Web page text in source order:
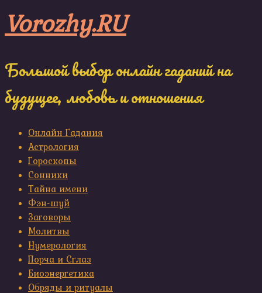
to
content
Vorozhy.RU
Большой выбор онлайн гаданий на
будущее, любовь и отношения
Онлайн Гадания
Астрология
Гороскопы
Сонники
Тайна имени
Фэн-шуй
Заговоры
Молитвы
Нумерология
Порча и Сглаз
Биоэнергетика
Обряды и ритуалы